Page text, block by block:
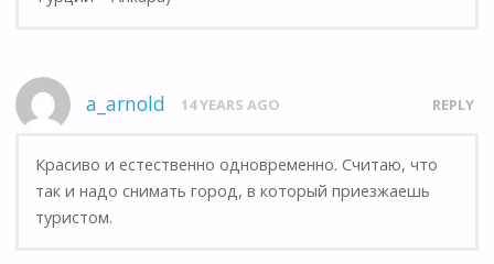
a_arnold 14 YEARS AGO REPLY
Красиво и естественно одновременно. Считаю, что
так и надо снимать город, в который приезжаешь
туристом.